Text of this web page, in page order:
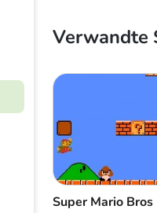
Verwandte
Super Mario Bros